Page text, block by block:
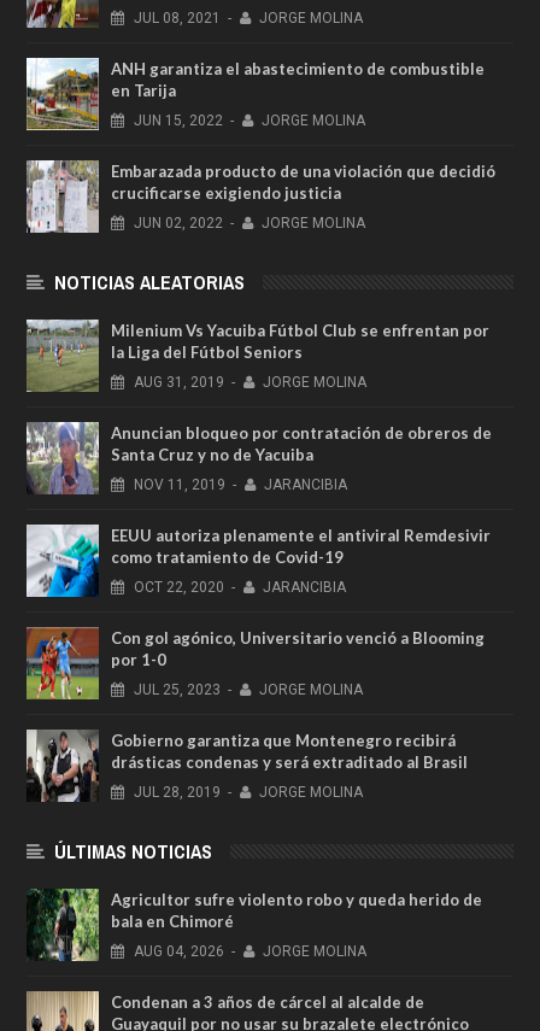
JUL 08, 2021 - JORGE MOLINA
ANH garantiza el abastecimiento de combustible
en Tarija
JUN 15, 2022 - JORGE MOLINA
Embarazada producto de una violación que decidió
crucificarse exigiendo justicia
JUN 02, 2022 - JORGE MOLINA
NOTICIAS ALEATORIAS
Milenium Vs Yacuiba Fútbol Club se enfrentan por
la Liga del Fútbol Seniors
AUG 31, 2019 - JORGE MOLINA
Anuncian bloqueo por contratación de obreros de
Santa Cruz y no de Yacuiba
NOV 11, 2019 - JARANCIBIA
EEUU autoriza plenamente el antiviral Remdesivir
como tratamiento de Covid-19
OCT 22, 2020 - JARANCIBIA
Con gol agónico, Universitario venció a Blooming
por 1-0
JUL 25, 2023 - JORGE MOLINA
Gobierno garantiza que Montenegro recibirá
drásticas condenas y será extraditado al Brasil
JUL 28, 2019 - JORGE MOLINA
ÚLTIMAS NOTICIAS
Agricultor sufre violento robo y queda herido de
bala en Chimoré
AUG 04, 2026 - JORGE MOLINA
Condenan a 3 años de cárcel al alcalde de
Guayaquil por no usar su brazalete electrónico